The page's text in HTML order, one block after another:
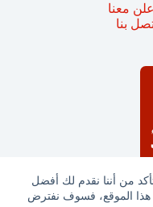
من أننا نقدم لك أفضل
هذا الموقع، فسوف نفترض
أعلن معنا
بنا